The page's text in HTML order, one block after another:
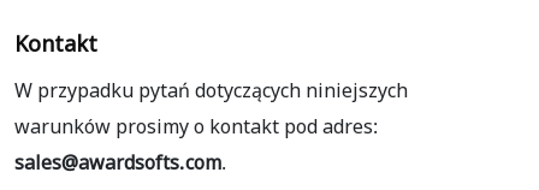
Kontakt
W przypadku pytań dotyczących niniejszych
warunków prosimy o kontakt pod adres:
sales@awardsofts.com.